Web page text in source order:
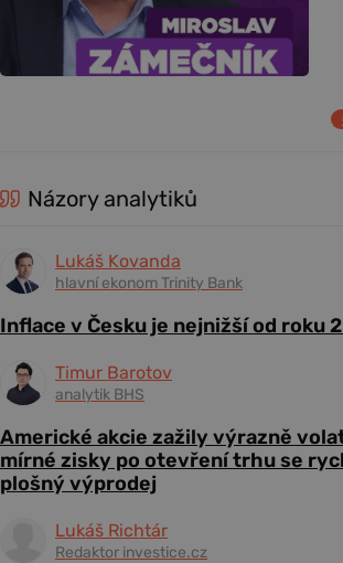
Názory analytiků
Lukáš Kovanda
hlavní ekonom Trinity Bank
Inflace v Česku je nejnižší od roku
Timur Barotov
analytik BHS
Americké akcie zažily výrazně
mírné zisky po otevření trhu se
plošný výprodej
Lukáš Richtár
Redaktor investice.cz